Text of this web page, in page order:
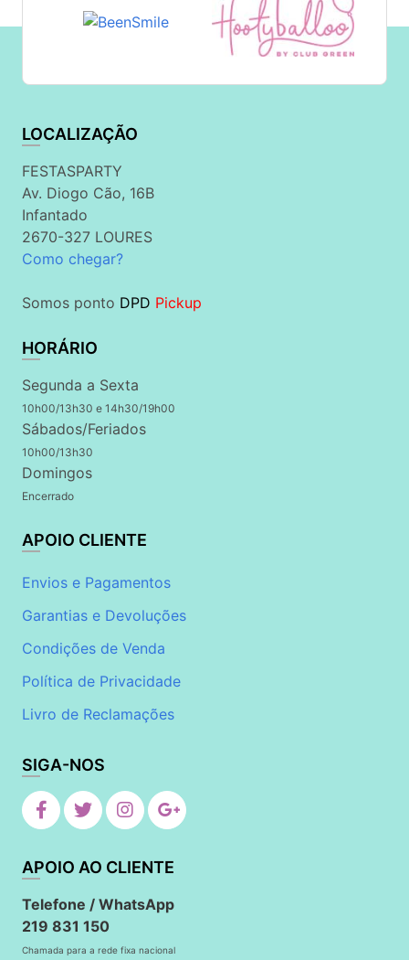
LOCALIZAÇÃO
FESTASPARTY
Av. Diogo Cão, 16B
Infantado
2670-327 LOURES
Como chegar?
Somos ponto DPD Pickup
HORÁRIO
Segunda a Sexta
10h00/13h30 e 14h30/19h00
Sábados/Feriados
10h00/13h30
Domingos
Encerrado
APOIO CLIENTE
Envios e Pagamentos
Garantias e Devoluções
Condições de Venda
Política de Privacidade
Livro de Reclamações
SIGA-NOS
APOIO AO CLIENTE
Telefone / WhatsApp
219 831 150
Chamada para a rede fixa nacional